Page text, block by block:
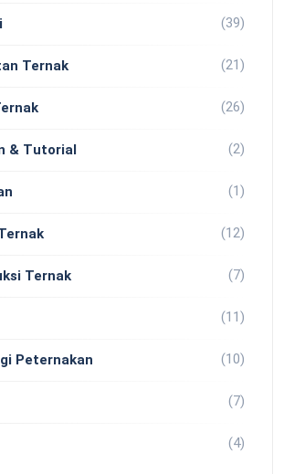
(39)
Ternak (21)
(26)
& Tutorial (2)
(1)
(12)
Ternak (7)
(11)
Peternakan (10)
(7)
(4)